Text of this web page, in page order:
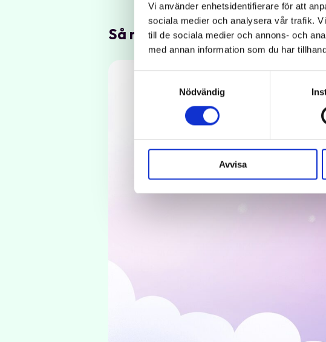
Vi använder enhetsidentifierare för att
sociala medier och analysera vår trafik.
till de sociala medier och annons- och
med annan information som du har
Nödvändig
Avvisa
Så maximerar du avkastningen